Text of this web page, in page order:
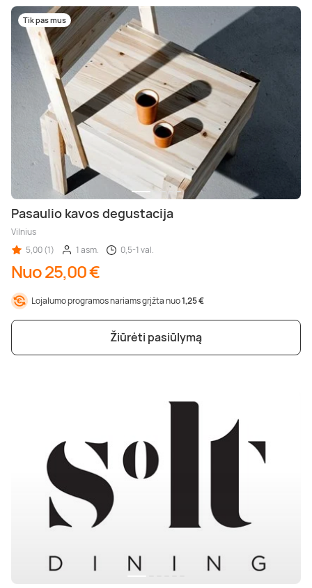
Tik pas mus
Pasaulio kavos degustacija
Vilnius
5,00 (1)
1 asm. 0,5-1 val.
Nuo 25,00 €
Lojalumo programos nariams grįžta nuo1,25 €
Žiūrėti pasiūlymą